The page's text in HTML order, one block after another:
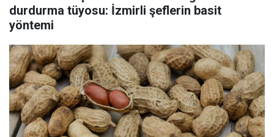
durdurma tüyosu: İzmirli şeflerin basit
yöntemi